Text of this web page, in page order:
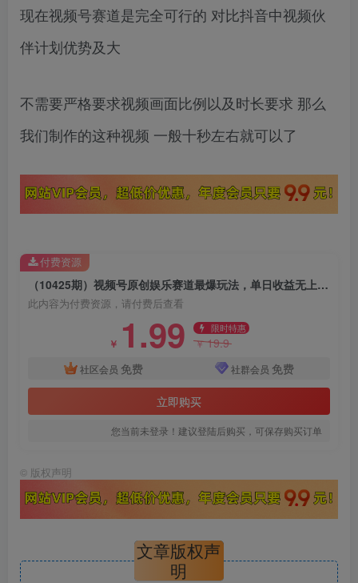
现在视频号赛道是完全可行的 对比抖音中视频伙
伴计划优势及大
不需要严格要求视频画面比例以及时长要求 那么
我们制作的这种视频 一般十秒左右就可以了
（10425期）视频号原创娱乐赛道最爆玩法，单日收益无上限，视频制作简单，小白也能…
此内容为付费资源，请付费后查看
￥ 1.99 限时特惠
￥19.9
社区会员 免费 社群会员 免费
立即购买
您当前未登录！建议登陆后购买，可保存购买订单
付费资源
© 版权声明
文章版权声
明